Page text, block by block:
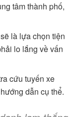
tâm thành phố,
là lựa chọn tiện
lo lắng về vấn
cứu tuyến xe
dẫn cụ thể.